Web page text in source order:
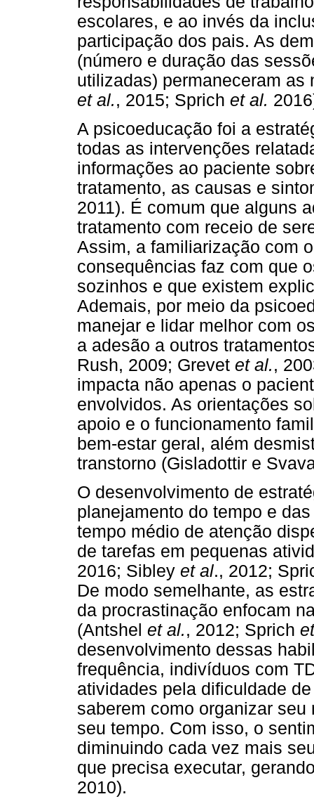
escolares, e ao invés da
participação dos pais. As
(número e duração das
utilizadas) permaneceram as
et al., 2015; Sprich et al.
A psicoeducação foi a
todas as intervenções
informações ao paciente
tratamento, as causas e
2011). É comum que alguns
tratamento com receio de
Assim, a familiarização com
consequências faz com que
sozinhos e que existem
Ademais, por meio da
manejar e lidar melhor com
a adesão a outros
Rush, 2009; Grevet et al.,
impacta não apenas o
envolvidos. As orientações
apoio e o funcionamento
bem-estar geral, além
transtorno (Gisladottir e
O desenvolvimento de
planejamento do tempo e
tempo médio de atenção
de tarefas em pequenas
2016; Sibley et al., 2012;
De modo semelhante, as
da procrastinação enfocam
(Antshel et al., 2012; Sprich
desenvolvimento dessas
frequência, indivíduos com
atividades pela dificuldade
saberem como organizar
seu tempo. Com isso, o
diminuindo cada vez mais
que precisa executar,
2010).